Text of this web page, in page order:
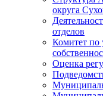
округа
отделов
Комитет по
Оценка